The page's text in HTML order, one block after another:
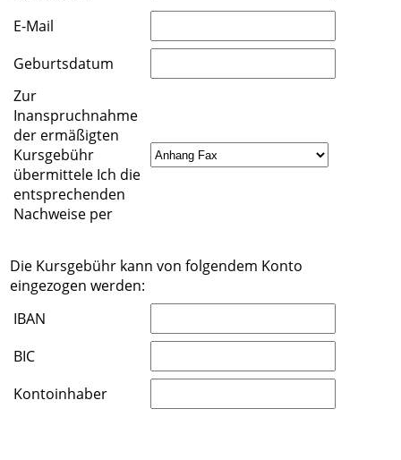
E-Mail
Geburtsdatum
Zur
Inanspruchnahme
der ermäßigten
Kursgebühr
übermittele Ich die
entsprechenden
Nachweise per
Die Kursgebühr kann von folgendem Konto
eingezogen werden:
IBAN
BIC
Kontoinhaber